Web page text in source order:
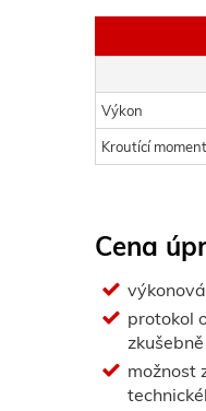
Výkon
Kroutící moment
Cena
protokol
zkušebně
možnost